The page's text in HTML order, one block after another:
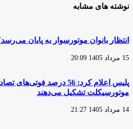
زنان؛
بلاتکلیفی
و
مطالبه
اجتماعی
نوشته های مشابه
انتظار بانوان موتورسوار به پایان
15 مرداد 1405 20:09
پلیس اعلام کرد: 56 درصد
موتورسیکلت تشکیل می‌دهند
14 مرداد 1405 21:27